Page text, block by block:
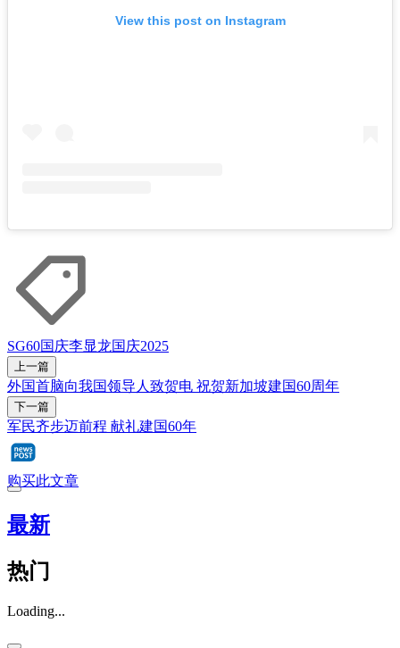
View this post on Instagram
SG60国庆李显龙国庆2025
上一篇
外国首脑向我国领导人致贺电 祝贺新加坡建国60周年
下一篇
军民齐步迈前程 献礼建国60年
购买此文章
最新
热门
Loading...